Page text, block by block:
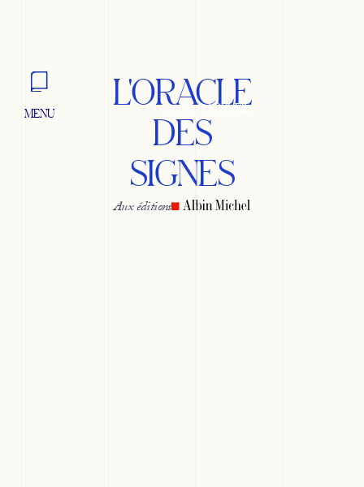
MENU
revenir àACCUEIL
L'ORACLE
DES
SIGNES
Aux éditions